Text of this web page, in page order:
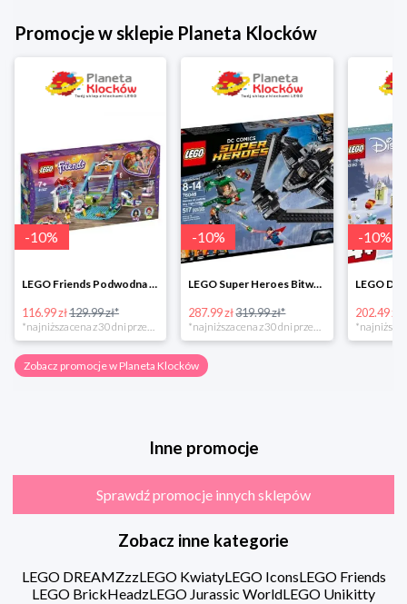
Promocje w sklepie Planeta Klocków
-10%
LEGO Friends Podwodna Frajda w super cenie
116.99 zł129.99 zł*
*najniższa cena z 30 dni przed obniżką
-10%
LEGO Super Heroes Bitwa powietrzna w super cenie
287.99 zł319.99 zł*
*najniższa cena z 30 dni przed obniżką
-10%
202.49 zł
Zobacz promocje w Planeta Klocków
Inne promocje
Sprawdź promocje innych sklepów
Zobacz inne kategorie
LEGO DREAMZzzLEGO KwiatyLEGO IconsLEGO Friends
LEGO BrickHeadzLEGO Jurassic WorldLEGO Unikitty